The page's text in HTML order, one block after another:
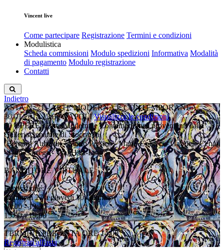
Vincent live
Come partecipare Registrazione Termini e condizioni
Modulistica
Scheda commissioni Modulo spedizioni Informativa Modalità
di pagamento Modulo registrazione
Contatti
Indietro
ASTA N. 71 - ARTE MODERNA E CONTEMPORANEA
30.01.2014 15:00 NAPOLI Visualizza le condizioni
30 OPERE di arte Moderna e Contemporanea provenienti dalla
Galleria Senatore di Stoccarda
(Bernard Aubertin - Mario Persico - Mario Colucci - Gabriele Cena
- Ugo Carrega - Tsai Hsia-Ling )
BANDITORE VIRTUALE
Esposizione:
da lunedì 27 a giovedì 30 Gennaio
10:00 - 13:30
15:00 - 19:00
TERMINE PRE-ASTA ORE 14:00
Registrati all'asta